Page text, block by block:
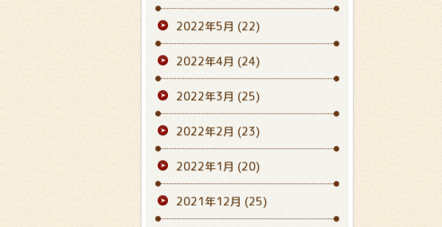
2022年5月 (22)
2022年4月 (24)
2022年3月 (25)
2022年2月 (23)
2022年1月 (20)
2021年12月 (25)